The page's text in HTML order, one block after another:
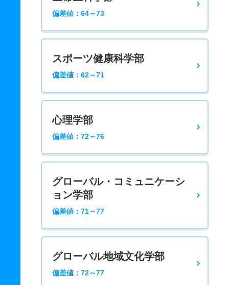
偏差値：64～73
スポーツ健康科学部
偏差値：62～71
心理学部
偏差値：72～76
グローバル・コミュニケーシ
ョン学部
偏差値：71～77
グローバル地域文化学部
偏差値：72～77